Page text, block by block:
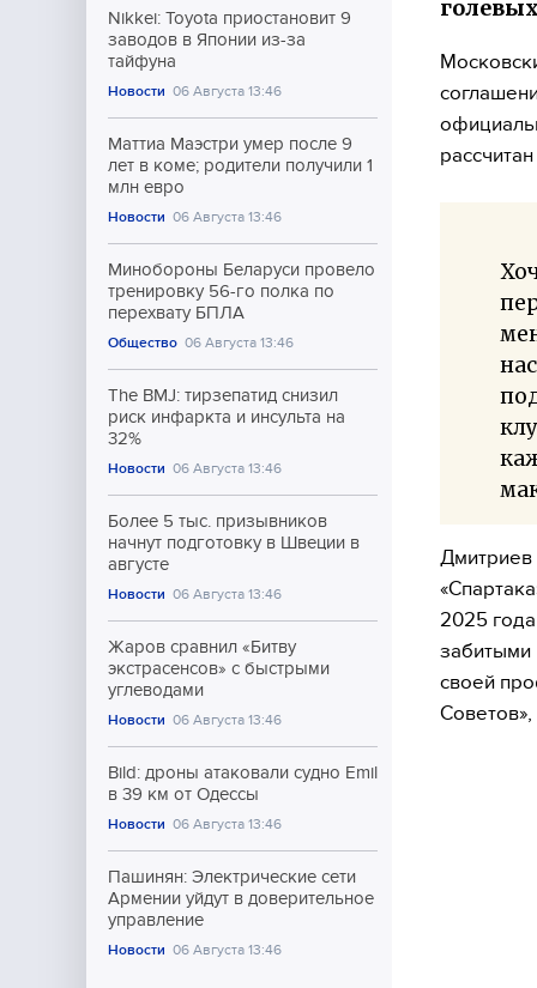
Nikkei: Toyota приостановит 9
заводов в Японии из-за
тайфуна
Новости 06 Августа 13:46
Маттиа Маэстри умер после 9
лет в коме; родители получили 1
млн евро
Новости 06 Августа 13:46
Минобороны Беларуси провело
тренировку 56-го полка по
перехвату БПЛА
Общество 06 Августа 13:46
The BMJ: тирзепатид снизил
риск инфаркта и инсульта на
32%
Новости 06 Августа 13:46
Более 5 тыс. призывников
начнут подготовку в Швеции в
августе
Новости 06 Августа 13:46
Жаров сравнил «Битву
экстрасенсов» с быстрыми
углеводами
Новости 06 Августа 13:46
Bild: дроны атаковали судно Emil
в 39 км от Одессы
Новости 06 Августа 13:46
Пашинян: Электрические сети
Армении уйдут в доверительное
управление
Новости 06 Августа 13:46
Дмитриев
2025
забитыми
своей
Советов»,